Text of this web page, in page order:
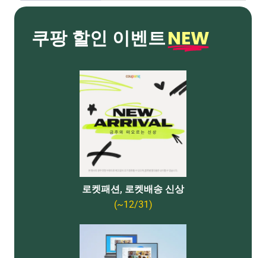
쿠팡 할인 이벤트NEW
로켓패션, 로켓배송 신상
(~12/31)